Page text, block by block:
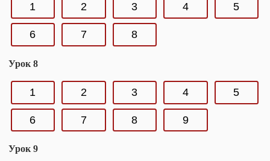
1 2 3 4 5
6 7 8
Урок 8
1 2 3 4 5
6 7 8 9
Урок 9